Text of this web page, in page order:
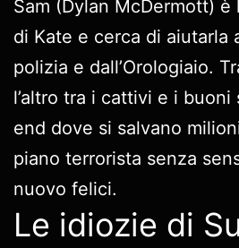
Sam (Dylan McDermott) è
di Kate e cerca di aiutarla
polizia e dall’Orologiaio.
l’altro tra i cattivi e i buoni
end dove si salvano
piano terrorista senza
nuovo felici.
Le idiozie di